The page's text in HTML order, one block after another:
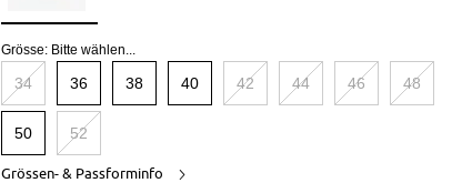
Grösse: Bitte wählen...
34 36 38 40 42 44 46 48
50 52
Grössen- & Passforminfo